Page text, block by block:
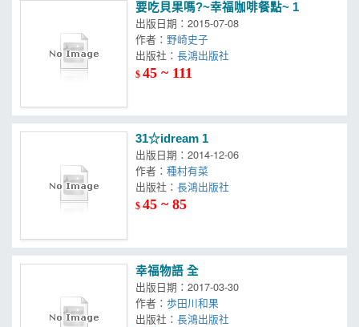
要吃貝果嗎?~幸福咖啡餐點~ 1
出版日期：2015-07-08
作者： 野崎史子
出版社：
$45 ~ 111
31☆idream 1
出版日期：2014-12-06
作者：種村有菜
出版社：
$45 ~ 85
幸福物語 全
出版日期：2017-03-30
作者：歩田川和果
出版社：